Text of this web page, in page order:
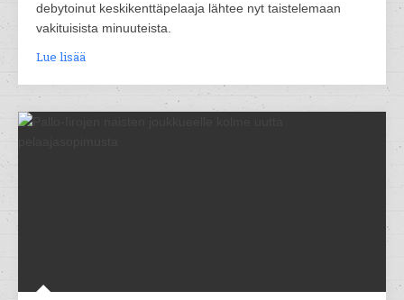
debytoinut keskikenttäpelaaja lähtee nyt taistelemaan
vakituisista minuuteista.
Lue lisää